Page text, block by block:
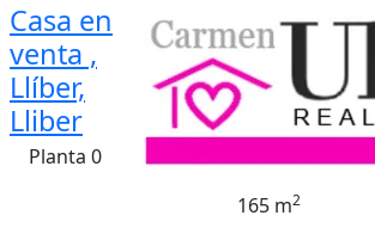
Casa en
venta ,
Llíber,
Lliber
Planta 0
165 m2